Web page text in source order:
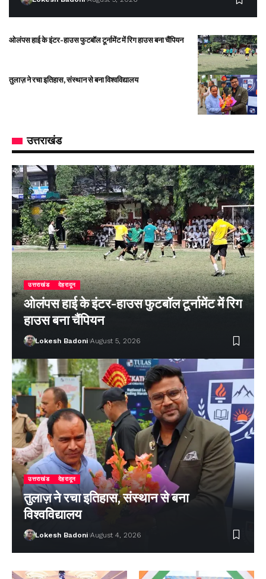
ओलंपस हाई के इंटर-हाउस फुटबॉल टूर्नामेंट में रिग हाउस बना चैंपियन
तुलाज़ ने रचा इतिहास, संस्थान से बना विश्वविद्यालय
उत्तराखंड
उत्तराखंड देहरादून
ओलंपस हाई के इंटर-हाउस फुटबॉल टूर्नामेंट में रिग
हाउस बना चैंपियन
Lokesh Badoni August 5, 2026
उत्तराखंड देहरादून
तुलाज़ ने रचा इतिहास, संस्थान से बना
विश्वविद्यालय
Lokesh Badoni August 4, 2026